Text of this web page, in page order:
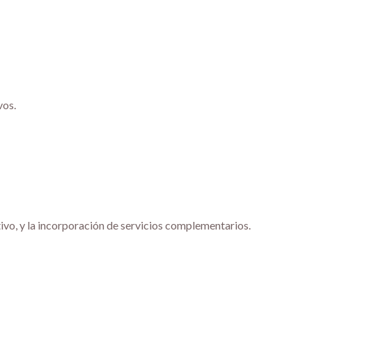
y la incorporación de servicios complementarios.